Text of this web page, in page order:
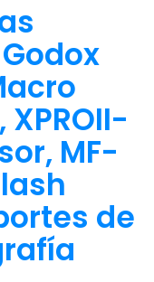
XPROII-
MF-
de